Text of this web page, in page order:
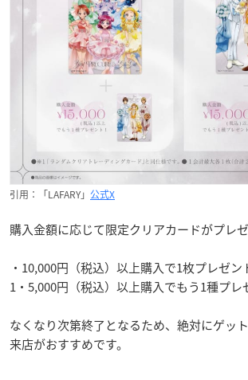
引用：「LAFARY」 公式X
購入金額に応じて限定クリアカードがプレゼ
・10,000円（税込）以上購入で1枚プレゼン
1・5,000円（税込）以上購入でもう1種プレ
なくなり次第終了となるため、絶対にゲッ
来店がおすすめです。